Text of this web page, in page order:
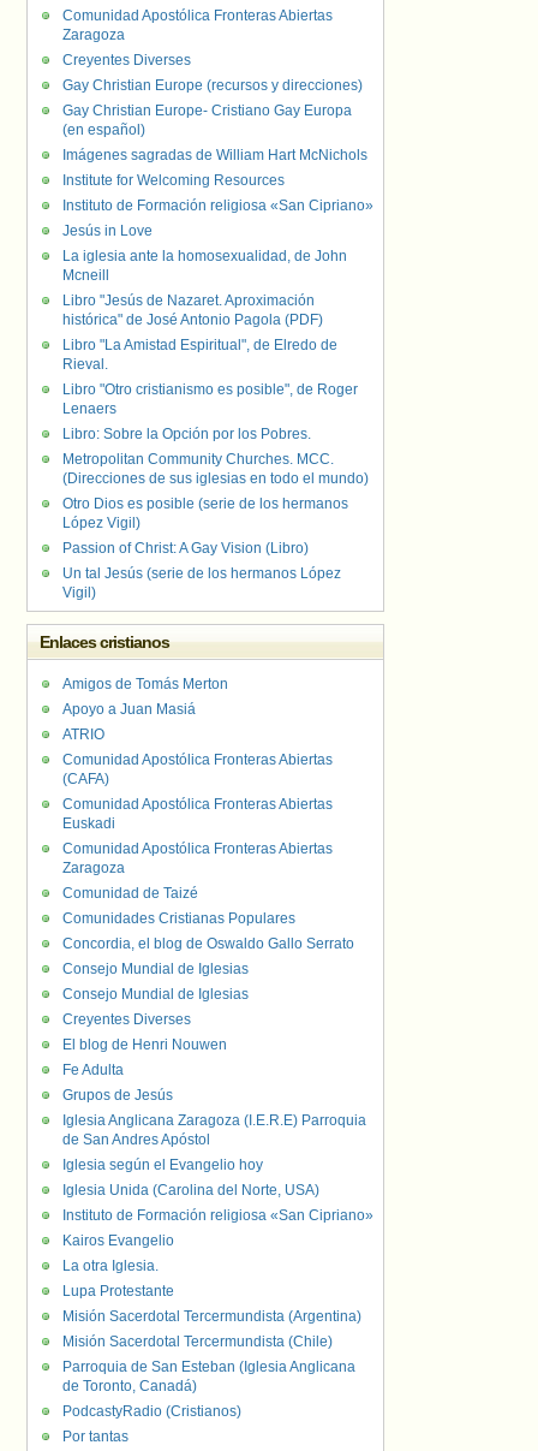
Comunidad Apostólica Fronteras Abiertas
Zaragoza
Creyentes Diverses
Gay Christian Europe (recursos y direcciones)
Gay Christian Europe- Cristiano Gay Europa
(en español)
Imágenes sagradas de William Hart McNichols
Institute for Welcoming Resources
Instituto de Formación religiosa «San Cipriano»
Jesús in Love
La iglesia ante la homosexualidad, de John
Mcneill
Libro "Jesús de Nazaret. Aproximación
histórica" de José Antonio Pagola (PDF)
Libro "La Amistad Espiritual", de Elredo de
Rieval.
Libro "Otro cristianismo es posible", de Roger
Lenaers
Libro: Sobre la Opción por los Pobres.
Metropolitan Community Churches. MCC.
(Direcciones de sus iglesias en todo el mundo)
Otro Dios es posible (serie de los hermanos
López Vigil)
Passion of Christ: A Gay Vision (Libro)
Un tal Jesús (serie de los hermanos López
Vigil)
Enlaces cristianos
Amigos de Tomás Merton
Apoyo a Juan Masiá
ATRIO
Comunidad Apostólica Fronteras Abiertas
(CAFA)
Comunidad Apostólica Fronteras Abiertas
Euskadi
Comunidad Apostólica Fronteras Abiertas
Zaragoza
Comunidad de Taizé
Comunidades Cristianas Populares
Concordia, el blog de Oswaldo Gallo Serrato
Consejo Mundial de Iglesias
Consejo Mundial de Iglesias
Creyentes Diverses
El blog de Henri Nouwen
Fe Adulta
Grupos de Jesús
Iglesia Anglicana Zaragoza (I.E.R.E) Parroquia
de San Andres Apóstol
Iglesia según el Evangelio hoy
Iglesia Unida (Carolina del Norte, USA)
Instituto de Formación religiosa «San Cipriano»
Kairos Evangelio
La otra Iglesia.
Lupa Protestante
Misión Sacerdotal Tercermundista (Argentina)
Misión Sacerdotal Tercermundista (Chile)
Parroquia de San Esteban (Iglesia Anglicana
de Toronto, Canadá)
PodcastyRadio (Cristianos)
Por tantas